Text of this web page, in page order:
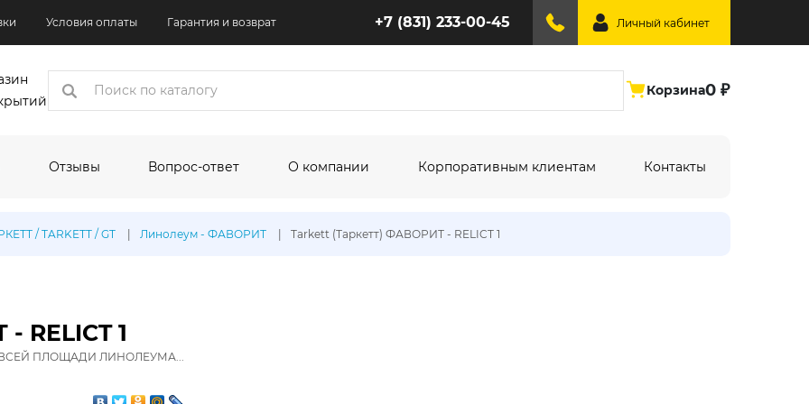
Условия оплаты Гарантия и возврат +7 (831) 233-00-45 Личный кабинет
Корзина0 ₽
Отзывы Вопрос-ответ О компании Корпоративным клиентам Контакты
/ TARKETT / GT Линолеум - ФАВОРИТ Tarkett (Таркетт) ФАВОРИТ - RELICT 1
RELICT 1
ПЛОЩАДИ ЛИНОЛЕУМА...